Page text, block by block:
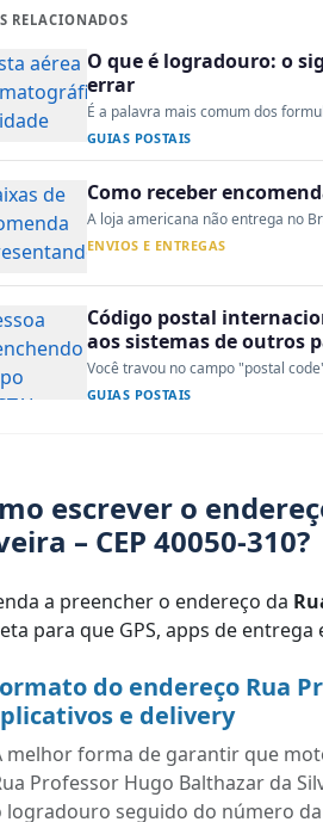
RELACIONADOS
O que é logradouro: o
errar
É a palavra mais comum dos
GUIAS POSTAIS
Como receber
A loja americana não entrega no
ENVIOS E ENTREGAS
Código postal
aos sistemas de outros
Você travou no campo "postal
GUIAS POSTAIS
escrever o
– CEP 40050-310?
a preencher o endereço da
para que GPS, apps de entrega
do endereço Rua
e delivery
melhor forma de garantir que
Professor Hugo Balthazar da
logradouro seguido do número